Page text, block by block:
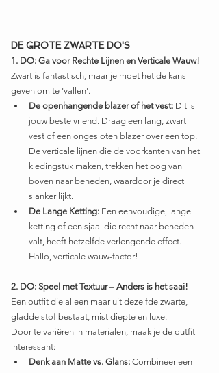
DE GROTE ZWARTE DO'S
1. DO: Ga voor Rechte Lijnen en Verticale Wauw!
Zwart is fantastisch, maar je moet het de kans
geven om te 'vallen'.
De openhangende blazer of het vest: Dit is
jouw beste vriend. Draag een lang, zwart
vest of een ongesloten blazer over een top.
De verticale lijnen die de voorkanten van het
kledingstuk maken, trekken het oog van
boven naar beneden, waardoor je direct
slanker lijkt.
De Lange Ketting: Een eenvoudige, lange
ketting of een sjaal die recht naar beneden
valt, heeft hetzelfde verlengende effect.
Hallo, verticale wauw-factor!
2. DO: Speel met Textuur – Anders is het saai!
Een outfit die alleen maar uit dezelfde zwarte,
gladde stof bestaat, mist diepte en luxe.
Door te variëren in materialen, maak je de outfit
interessant:
Denk aan Matte vs. Glans: Combineer een